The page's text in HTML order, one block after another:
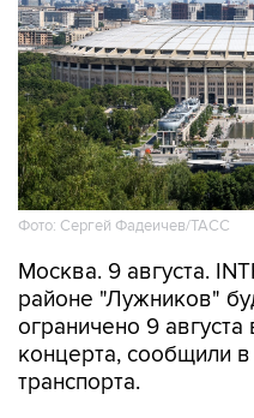
Фото: Сергей Фадеичев/ТАСС
Москва. 9 августа.
районе "Лужников"
ограничено 9
концерта, сообщили
транспорта.